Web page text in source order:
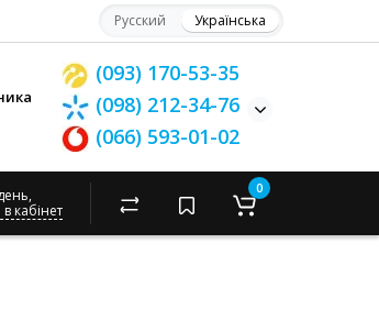
Русский Українська
(093) 170-53-35
(098) 212-34-76
(066) 593-01-02
в кабінет
0